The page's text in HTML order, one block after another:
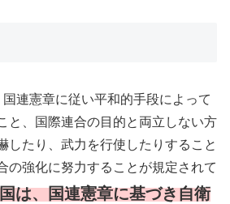
連憲章に従い平和的手段によって
と、国際連合の目的と両立しない方
したり、武力を行使したりすること
の強化に努力することが規定されて
は、国連憲章に基づき自衛